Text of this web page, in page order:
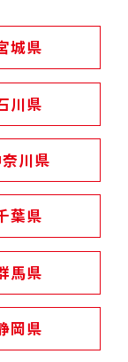
城県
川県
川県
葉県
馬県
岡県